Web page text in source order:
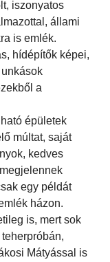
iszonyatos
állami
is emlék.
hídépítők képei,
a
épületek
múltat, saját
kedves
egy példát
házon.
is, mert sok
Mátyással is